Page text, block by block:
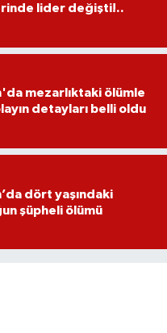
lider değişti!..
mezarlıktaki ölümle
detayları belli oldu
dört yaşındaki
şüpheli ölümü